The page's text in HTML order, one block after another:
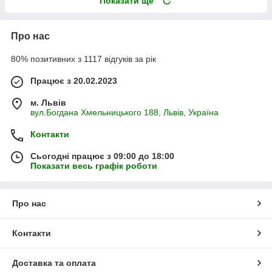
Про нас
80% позитивних з 1117 відгуків за рік
Працює з 20.02.2023
м. Львів
вул.Богдана Хмельницького 188, Львів, Україна
Контакти
Сьогодні працює з 09:00 до 18:00
Показати весь графік роботи
Про нас
Контакти
Доставка та оплата